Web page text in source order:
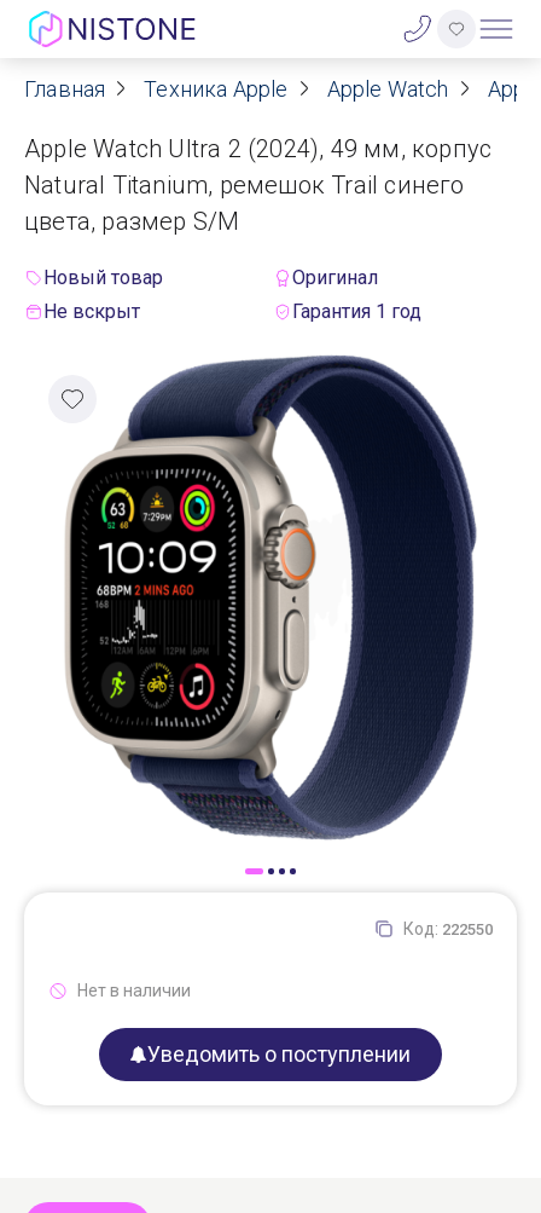
Акции
О нас
Блог
Договор оферты
Контакты
Гарантия
Оплата
Доставка
Самовывоз
Trade-In
Главная Техника Apple Apple Watch
Apple Watch Ultra 2 (2024), 49 мм, корпус
Natural Titanium, ремешок Trail синего
цвета, размер S/M
Новый товар
Оригинал
Не вскрыт
Гарантия 1 год
Код: 222550
Нет в наличии
Уведомить о поступлении